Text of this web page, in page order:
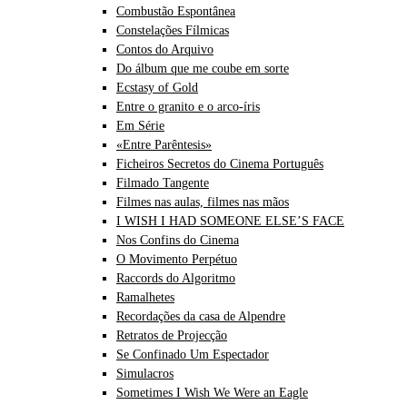
Combustão Espontânea
Constelações Fílmicas
Contos do Arquivo
Do álbum que me coube em sorte
Ecstasy of Gold
Entre o granito e o arco-íris
Em Série
«Entre Parêntesis»
Ficheiros Secretos do Cinema Português
Filmado Tangente
Filmes nas aulas, filmes nas mãos
I WISH I HAD SOMEONE ELSE’S FACE
Nos Confins do Cinema
O Movimento Perpétuo
Raccords do Algoritmo
Ramalhetes
Recordações da casa de Alpendre
Retratos de Projecção
Se Confinado Um Espectador
Simulacros
Sometimes I Wish We Were an Eagle